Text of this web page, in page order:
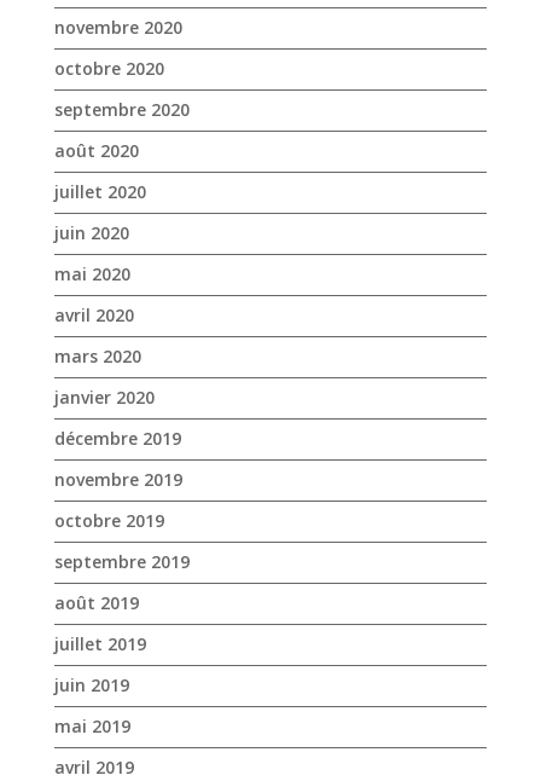
novembre 2020
octobre 2020
septembre 2020
août 2020
juillet 2020
juin 2020
mai 2020
avril 2020
mars 2020
janvier 2020
décembre 2019
novembre 2019
octobre 2019
septembre 2019
août 2019
juillet 2019
juin 2019
mai 2019
avril 2019